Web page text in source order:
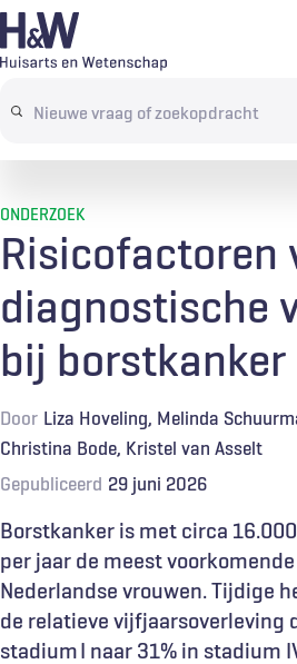
Overslaan
en
de Search
terms
AbonnerenTijdschrift
ONDERZOEK
Risicofactoren
diagnostische
bij borstkanker
Door Liza Hoveling Melinda
Christina Bode Kristel van Asselt
Gepubliceerd 29 juni 2026
Borstkanker is met circa
per jaar de meest
Nederlandse vrouwen. Tijdige
de relatieve vijfjaarsoverleving
stadium I naar 31% in stadium